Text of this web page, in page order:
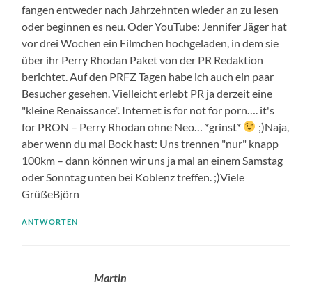
fangen entweder nach Jahrzehnten wieder an zu lesen
oder beginnen es neu. Oder YouTube: Jennifer Jäger hat
vor drei Wochen ein Filmchen hochgeladen, in dem sie
über ihr Perry Rhodan Paket von der PR Redaktion
berichtet. Auf den PRFZ Tagen habe ich auch ein paar
Besucher gesehen. Vielleicht erlebt PR ja derzeit eine
"kleine Renaissance". Internet is for not for porn…. it's
for PRON – Perry Rhodan ohne Neo… *grinst*
;)Naja,
aber wenn du mal Bock hast: Uns trennen "nur" knapp
100km – dann können wir uns ja mal an einem Samstag
oder Sonntag unten bei Koblenz treffen. ;)Viele
GrüßeBjörn
ANTWORTEN
Martin